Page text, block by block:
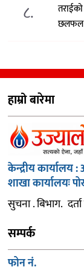
८.
छलफल
हाम्रो बारेमा
केन्द्रीय
शाखा कार्यालयः
सुचना . बिभाग.
सम्पर्क